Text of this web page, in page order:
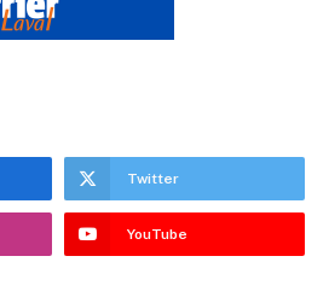
Twitter
YouTube